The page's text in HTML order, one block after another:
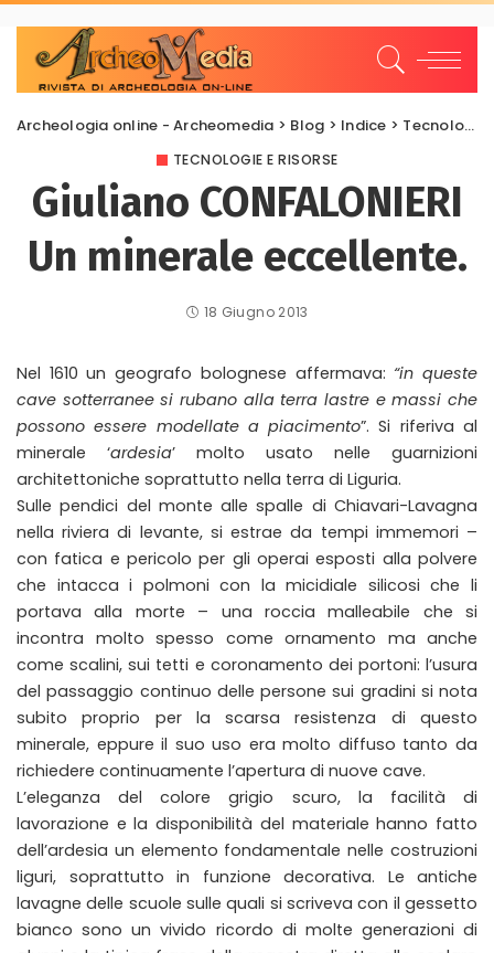
Archeologia online - Archeomedia > Blog > Indice > Tecnologie e risorse
TECNOLOGIE E RISORSE
Giuliano CONFALONIERI
Un minerale eccellente.
18 Giugno 2013
Nel 1610 un geografo bolognese affermava: “in queste
cave sotterranee si rubano alla terra lastre e massi che
possono essere modellate a piacimento”. Si riferiva al
minerale ‘ardesia’ molto usato nelle guarnizioni
architettoniche soprattutto nella terra di Liguria.
Sulle pendici del monte alle spalle di Chiavari-Lavagna
nella riviera di levante, si estrae da tempi immemori –
con fatica e pericolo per gli operai esposti alla polvere
che intacca i polmoni con la micidiale silicosi che li
portava alla morte – una roccia malleabile che si
incontra molto spesso come ornamento ma anche
come scalini, sui tetti e coronamento dei portoni: l’usura
del passaggio continuo delle persone sui gradini si nota
subito proprio per la scarsa resistenza di questo
minerale, eppure il suo uso era molto diffuso tanto da
richiedere continuamente l’apertura di nuove cave.
L’eleganza del colore grigio scuro, la facilità di
lavorazione e la disponibilità del materiale hanno fatto
dell’ardesia un elemento fondamentale nelle costruzioni
liguri, soprattutto in funzione decorativa. Le antiche
lavagne delle scuole sulle quali si scriveva con il gessetto
bianco sono un vivido ricordo di molte generazioni di